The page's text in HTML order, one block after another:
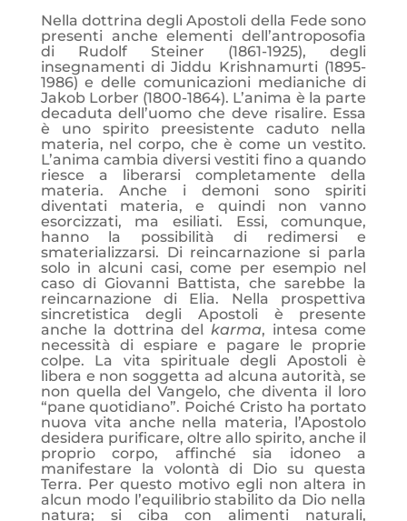
Nella dottrina degli Apostoli della Fede sono
presenti anche elementi dell’antroposofia
di Rudolf Steiner (1861-1925), degli
insegnamenti di Jiddu Krishnamurti (1895-
1986) e delle comunicazioni medianiche di
Jakob Lorber (1800-1864). L’anima è la parte
decaduta dell’uomo che deve risalire. Essa
è uno spirito preesistente caduto nella
materia, nel corpo, che è come un vestito.
L’anima cambia diversi vestiti fino a quando
riesce a liberarsi completamente della
materia. Anche i demoni sono spiriti
diventati materia, e quindi non vanno
esorcizzati, ma esiliati. Essi, comunque,
hanno la possibilità di redimersi e
smaterializzarsi. Di reincarnazione si parla
solo in alcuni casi, come per esempio nel
caso di Giovanni Battista, che sarebbe la
reincarnazione di Elia. Nella prospettiva
sincretistica degli Apostoli è presente
anche la dottrina delkarma, intesa come
necessità di espiare e pagare le proprie
colpe. La vita spirituale degli Apostoli è
libera e non soggetta ad alcuna autorità, se
non quella del Vangelo, che diventa il loro
“pane quotidiano”. Poiché Cristo ha portato
nuova vita anche nella materia, l’Apostolo
desidera purificare, oltre allo spirito, anche il
proprio corpo, affinché sia idoneo a
manifestare la volontà di Dio su questa
Terra. Per questo motivo egli non altera in
alcun modo l’equilibrio stabilito da Dio nella
natura; si ciba con alimenti naturali,